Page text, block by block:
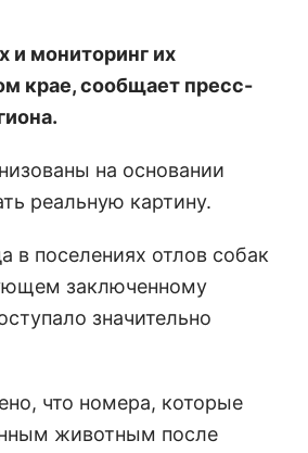
и мониторинг их
крае, сообщает пресс-
на основании
реальную картину.
в поселениях отлов собак
заключенному
значительно
что номера, которые
животным после